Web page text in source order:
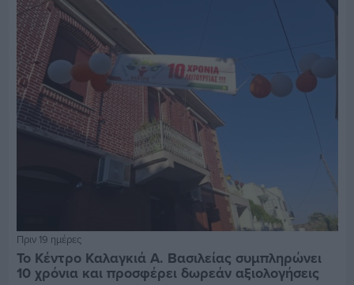
Πριν 19 ημέρες
Το Κέντρο Καλαγκιά Α. Βασιλείας συμπληρώνει
10 χρόνια και προσφέρει δωρεάν αξιολογήσεις